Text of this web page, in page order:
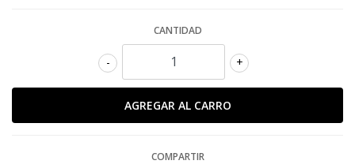
CANTIDAD
+
-
COMPARTIR